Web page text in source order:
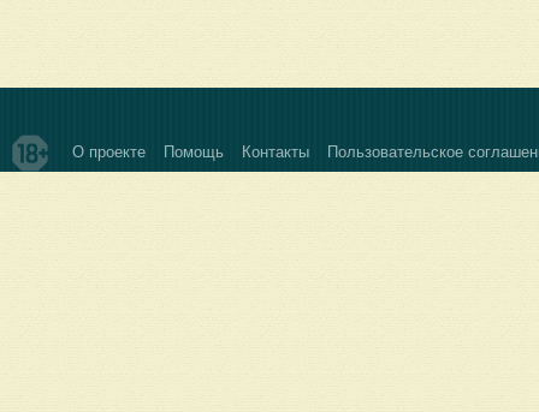
О проекте Помощь Контакты Пользовательское